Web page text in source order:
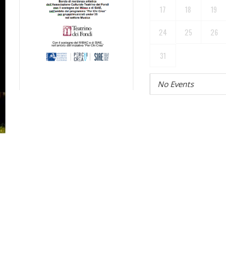
17 18 19
24 25 26
31
No Events